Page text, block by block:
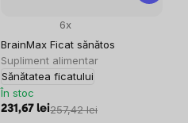
BrainMax Ficat sănătos
Supliment alimentar
Sănătatea ficatului
6x
În stoc
231,67 lei257,42 lei